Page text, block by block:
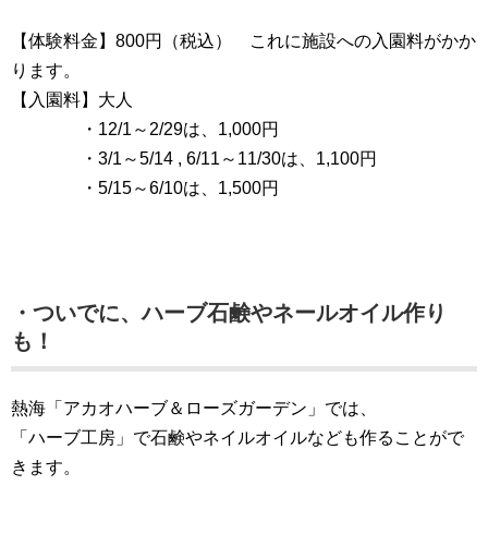
【体験料金】800円（税込） これに施設への入園料がかか
ります。
【入園料】大人
・12/1～2/29は、1,000円
・3/1～5/14 , 6/11～11/30は、1,100円
・5/15～6/10は、1,500円
・ついでに、ハーブ石鹸やネールオイル作り
も！
熱海「アカオハーブ＆ローズガーデン」では、
「ハーブ工房」で石鹸やネイルオイルなども作ることがで
きます。